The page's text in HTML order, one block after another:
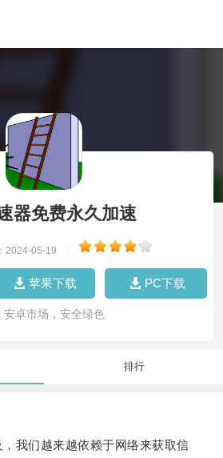
器免费永久加速
2024-05-19
苹果下载 PC下载
安卓市场，安全绿色
排行
们越来越依赖于网络来获取信